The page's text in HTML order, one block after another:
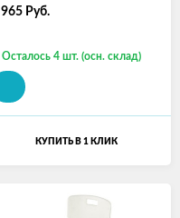
Руб.
Осталось 4 шт. (осн. склад)
КУПИТЬ В 1 КЛИК